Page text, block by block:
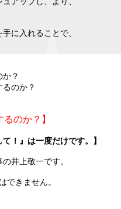
に入れることで、
？
のか？
るのか？】
！』は一度だけです。】
井上敬一です。
できません。